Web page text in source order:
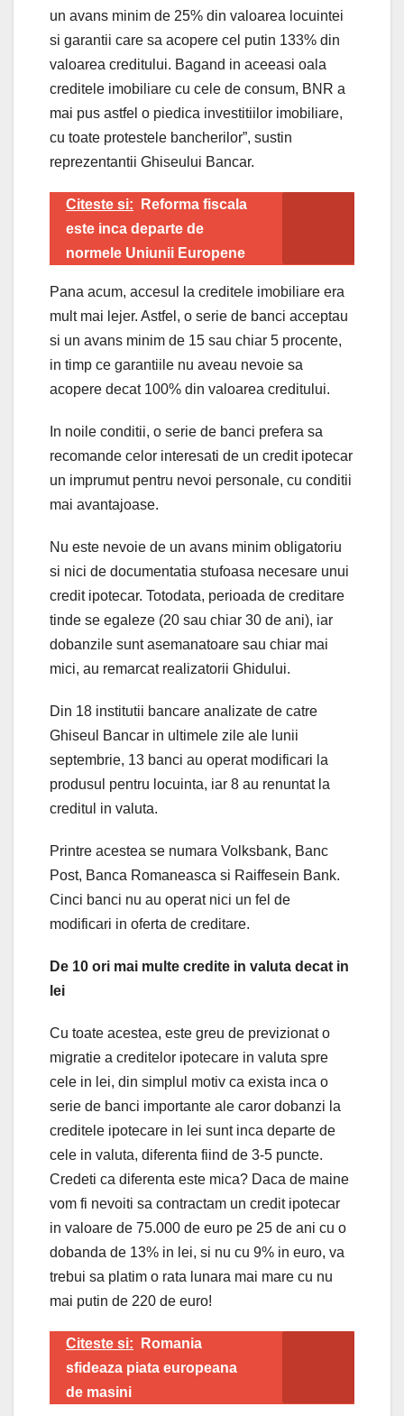
un avans minim de 25% din valoarea locuintei
si garantii care sa acopere cel putin 133% din
valoarea creditului. Bagand in aceeasi oala
creditele imobiliare cu cele de consum, BNR a
mai pus astfel o piedica investitiilor imobiliare,
cu toate protestele bancherilor”, sustin
reprezentantii Ghiseului Bancar.
Citeste si:
Reforma fiscala
este inca departe de
normele Uniunii Europene
Pana acum, accesul la creditele imobiliare era
mult mai lejer. Astfel, o serie de banci acceptau
si un avans minim de 15 sau chiar 5 procente,
in timp ce garantiile nu aveau nevoie sa
acopere decat 100% din valoarea creditului.
In noile conditii, o serie de banci prefera sa
recomande celor interesati de un credit ipotecar
un imprumut pentru nevoi personale, cu conditii
mai avantajoase.
Nu este nevoie de un avans minim obligatoriu
si nici de documentatia stufoasa necesare unui
credit ipotecar. Totodata, perioada de creditare
tinde se egaleze (20 sau chiar 30 de ani), iar
dobanzile sunt asemanatoare sau chiar mai
mici, au remarcat realizatorii Ghidului.
Din 18 institutii bancare analizate de catre
Ghiseul Bancar in ultimele zile ale lunii
septembrie, 13 banci au operat modificari la
produsul pentru locuinta, iar 8 au renuntat la
creditul in valuta.
Printre acestea se numara Volksbank, Banc
Post, Banca Romaneasca si Raiffesein Bank.
Cinci banci nu au operat nici un fel de
modificari in oferta de creditare.
De 10 ori mai multe credite in valuta decat in
lei
Cu toate acestea, este greu de previzionat o
migratie a creditelor ipotecare in valuta spre
cele in lei, din simplul motiv ca exista inca o
serie de banci importante ale caror dobanzi la
creditele ipotecare in lei sunt inca departe de
cele in valuta, diferenta fiind de 3-5 puncte.
Credeti ca diferenta este mica? Daca de maine
vom fi nevoiti sa contractam un credit ipotecar
in valoare de 75.000 de euro pe 25 de ani cu o
dobanda de 13% in lei, si nu cu 9% in euro, va
trebui sa platim o rata lunara mai mare cu nu
mai putin de 220 de euro!
Citeste si:
Romania
sfideaza piata europeana
de masini